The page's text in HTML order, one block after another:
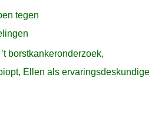
tegen
borstkankeronderzoek,
Ellen als ervaringsdeskundige